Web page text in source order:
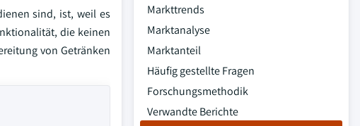
sind, ist, weil es
die keinen
von Getränken
Markttrends
Marktanalyse
Marktanteil
Häufig gestellte Fragen
Forschungsmethodik
Verwandte Berichte